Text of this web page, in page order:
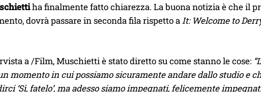
ha finalmente fatto chiarezza. La buona notizia è che il
dovrà passare in seconda fila rispetto aIt: Welcome to
a /Film, Muschietti è stato diretto su come stanno le cose:
momento in cui possiamo sicuramente andare dallo studio e
‘Sì, fatelo’, ma adesso siamo impegnati, felicemente